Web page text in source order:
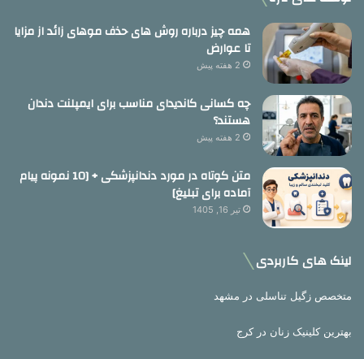
همه چیز درباره روش های حذف موهای زائد از مزایا
تا عوارض
2 هفته پیش
چه کسانی کاندیدای مناسب برای ایمپلنت دندان
هستند؟
2 هفته پیش
متن کوتاه در مورد دندانپزشکی + [10 نمونه پیام
آماده برای تبلیغ]
تیر 16, 1405
لینک های کاربردی
متخصص زگیل تناسلی در مشهد
بهترین کلینیک زنان در کرج